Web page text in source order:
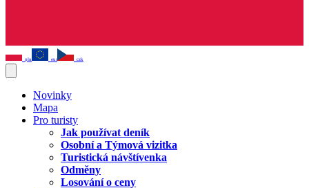
pln eur czk
Novinky
Mapa
Pro turisty
Jak používat deník
Osobní a Týmová vizitka
Turistická návštívenka
Odměny
Losování o ceny